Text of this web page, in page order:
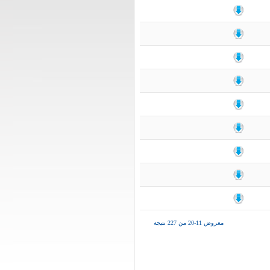
معروض 11-20 من 227 نتيجة